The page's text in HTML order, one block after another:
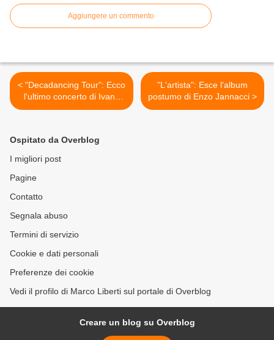
Aggiungere un commento
< "Decadancing Tour": Ecco
l'ultimo concerto di Ivano
Fossati
"L'artista": Esce l'album
postumo di Enzo Jannacci >
Ospitato da Overblog
I migliori post
Pagine
Contatto
Segnala abuso
Termini di servizio
Cookie e dati personali
Preferenze dei cookie
Vedi il profilo di Marco Liberti sul portale di Overblog
Creare un blog su Overblog